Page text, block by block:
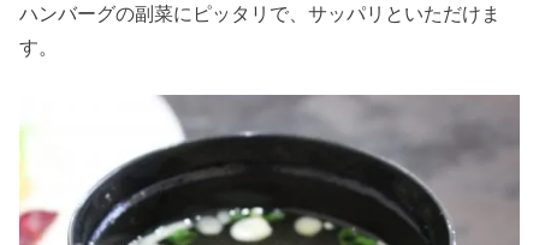
ハンバーグの副菜にピッタリで、サッパリといただけま
す。